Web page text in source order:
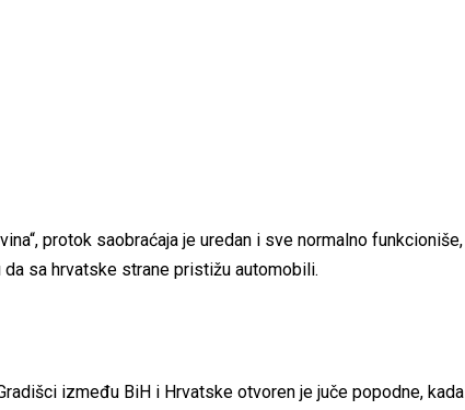
protok saobraćaja je uredan i sve normalno funkcioniše,
sa hrvatske strane pristižu automobili.
između BiH i Hrvatske otvoren je juče popodne, kada